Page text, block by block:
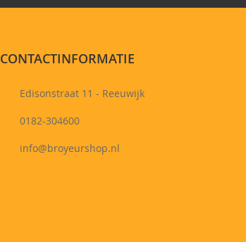
CONTACTINFORMATIE
Edisonstraat 11 - Reeuwijk
0182-304600
info@broyeurshop.nl